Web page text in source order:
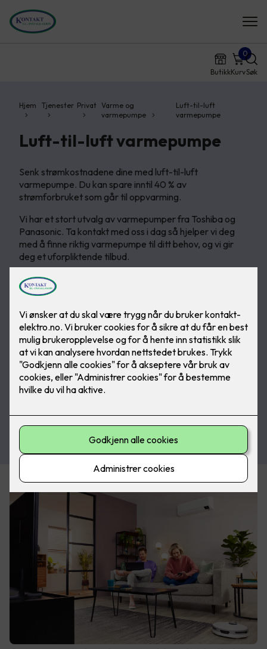
ButikkKurv
0
Søk
Hjem Tjenester Privat Varme og
varmepumpe
Luft-til-luft
varmepumpe
Luft-til-luft varmepumpe
Senk strømkostnadene dine med luft-til-luft
varmepumpe. Du kan spare inntil 40 % av
strømforbruket som går til oppvarming.
Vi har et stort utvalg av varmepumper fra Toshiba og
Panasonic. Ta kontakt med oss i dag så hjelper vi deg
med å finne riktig varmepumpe til ditt behov, og vi gir
deg et uforpliktende tilbud.